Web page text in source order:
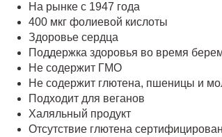
На рынке с 1947 года
400 мкг фолиевой кислоты
Здоровье сердца
Поддержка здоровья во время
Не содержит ГМО
Не содержит глютена, пшеницы и
Подходит для веганов
Халяльный продукт
Отсутствие глютена